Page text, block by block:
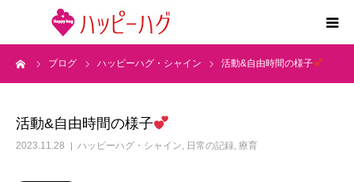
ブログ ハッピーハグ・シャイン 活動&自由時間の様子
活動&自由時間の様子
2023.11.28 ハッピーハグ・シャイン, 日常の記録, 療育
2つの特徴